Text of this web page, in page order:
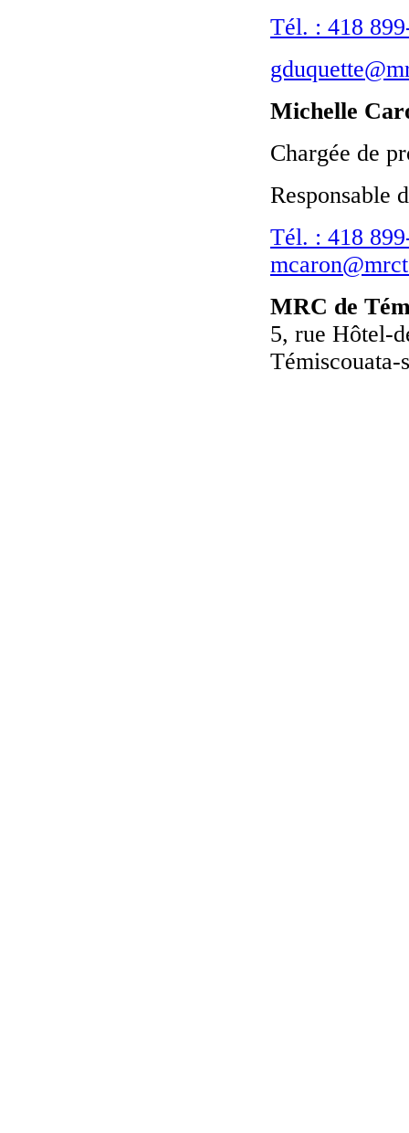
Tél. : 418
Michelle
Chargée de
Responsable
Tél. : 418
MRC de
5, rue Hôtel-